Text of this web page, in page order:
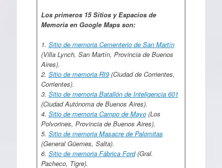
Los primeros 15 Sitios y Espacios de
Memoria en Google Maps son:
1. Sitio de memoria Cementerio de San Martín
(Villa Lynch, San Martín, Provincia de Buenos
Aires).
2. Sitio de memoria RI9(Ciudad de Corrientes,
Corrientes).
3. Sitio de memoria Batallón de Inteligencia 601
(Ciudad Autónoma de Buenos Aires).
4. Sitio de memoria Campo de Mayo(Los
Polvorines, Provincia de Buenos Aires).
5. Sitio de memoria Masacre de Palomitas
(General Güemes, Salta).
6. Sitio de memoria Fábrica Ford(Gral.
Pacheco, Tigre).